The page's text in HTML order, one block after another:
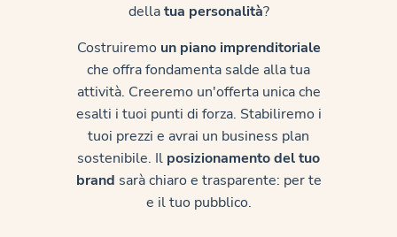
dellatua personalità?
Costruiremo un piano imprenditoriale
che offra fondamenta salde alla tua
attività. Creeremo un'offerta unica che
esalti i tuoi punti di forza. Stabiliremo i
tuoi prezzi e avrai un business plan
sostenibile. Il posizionamento del tuo
brand sarà chiaro e trasparente: per te
e il tuo pubblico.